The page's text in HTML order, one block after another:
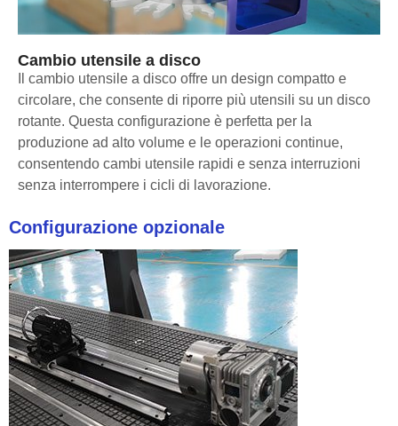
Cambio utensile a disco
Il cambio utensile a disco offre un design compatto e
circolare, che consente di riporre più utensili su un disco
rotante. Questa configurazione è perfetta per la
produzione ad alto volume e le operazioni continue,
consentendo cambi utensile rapidi e senza interruzioni
senza interrompere i cicli di lavorazione.
Configurazione opzionale